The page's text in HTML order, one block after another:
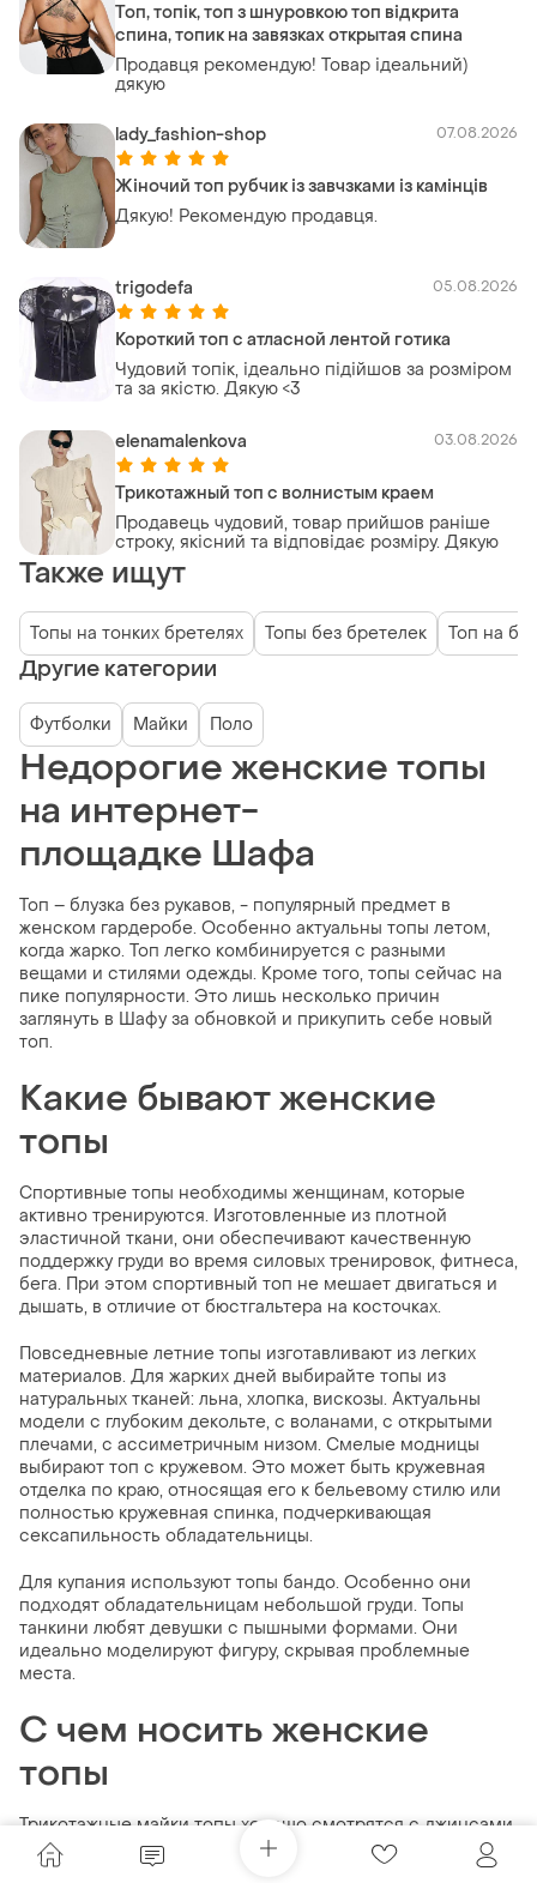
Топ, топік, топ з шнуровкою топ відкрита
спина, топик на завязках открытая спина
Продавця рекомендую! Товар ідеальний)
дякую
lady_fashion-shop 07.08.2026
Жіночий топ рубчик із завчзками із камінців
Дякую! Рекомендую продавця.
trigodefa 05.08.2026
Короткий топ с атласной лентой готика
Чудовий топік, ідеально підійшов за розміром
та за якістю. Дякую <3
elenamalenkova 03.08.2026
Трикотажный топ с волнистым краем
Продавець чудовий, товар прийшов раніше
строку, якісний та відповідає розміру. Дякую
Также ищут
Топы на тонких бретелях Топы без бретелек Топ на
Другие категории
Футболки Майки Поло
Недорогие женские топы
на интернет-
площадке Шафа
Топ – блузка без рукавов, - популярный предмет в
женском гардеробе. Особенно актуальны топы летом,
когда жарко. Топ легко комбинируется с разными
вещами и стилями одежды. Кроме того, топы сейчас на
пике популярности. Это лишь несколько причин
заглянуть в Шафу за обновкой и прикупить себе новый
топ.
Какие бывают женские
топы
Спортивные топы необходимы женщинам, которые
активно тренируются. Изготовленные из плотной
эластичной ткани, они обеспечивают качественную
поддержку груди во время силовых тренировок, фитнеса,
бега. При этом спортивный топ не мешает двигаться и
дышать, в отличие от бюстгальтера на косточках.
Повседневные летние топы изготавливают из легких
материалов. Для жарких дней выбирайте топы из
натуральных тканей: льна, хлопка, вискозы. Актуальны
модели с глубоким декольте, с воланами, с открытыми
плечами, с ассиметричным низом. Смелые модницы
выбирают топ с кружевом. Это может быть кружевная
отделка по краю, относящая его к бельевому стилю или
полностью кружевная спинка, подчеркивающая
сексапильность обладательницы.
Для купания используют топы бандо. Особенно они
подходят обладательницам небольшой груди. Топы
танкини любят девушки с пышными формами. Они
идеально моделируют фигуру, скрывая проблемные
места.
С чем носить женские
топы
Трикотажные майки топы хорошо смотрятся с джинсами,
шортами с высокой талией. В прохладную погоду поверх
топа можно накинуть рубашку, оставив ее расстегнутой